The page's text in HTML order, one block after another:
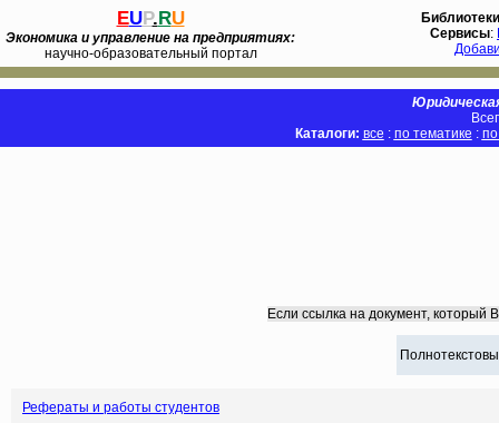
EUP.RU
Экономика и управление на предприятиях:
научно-образовательный портал
Библиотеки
Сервисы:
Каталоги: все : по тематике :
Если ссылка на документ, который
Рефераты и работы студентов